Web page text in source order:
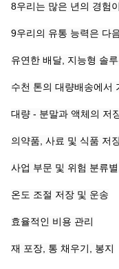
8우리는 많은 년의 경험
9우리의 유통 능력은 다
유연한 배달, 지능형 솔루
수천 톤의 대량배송에서
대량 - 분말과 액체의 저
의약품, 사료 및 식품 저
사업 부문 및 위험 분류
온도 조절 저장 및 운송
효율적인 비용 관리
재 포장, 통 채우기, 봉지